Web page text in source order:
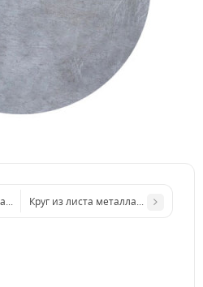
d 500 мм диаметр толщина 3 мм
Круг из листа металла d 1000 мм